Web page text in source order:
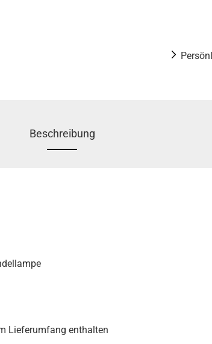
Beschreibung
Lieferumfang enthalten